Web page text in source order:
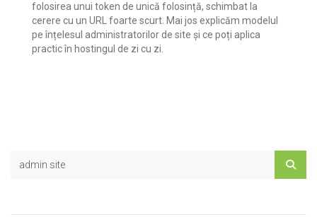
folosirea unui token de unică folosință, schimbat la
cerere cu un URL foarte scurt. Mai jos explicăm modelul
pe înțelesul administratorilor de site și ce poți aplica
practic în hostingul de zi cu zi.